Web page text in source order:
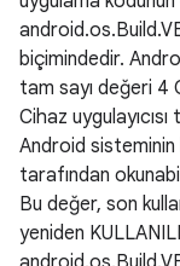
biçimindedir.
tam sayı değeri 4
Cihaz
Android sisteminin
tarafından
Bu değer, son
yeniden